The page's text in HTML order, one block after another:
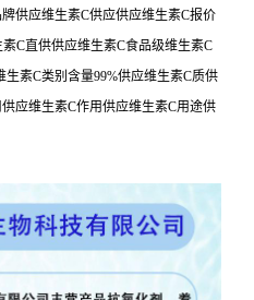
供应维生素C供应供应维生素C报价
C直供供应维生素C食品级维生素C
素C类别含量99%供应维生素C质供
应维生素C作用供应维生素C用途供